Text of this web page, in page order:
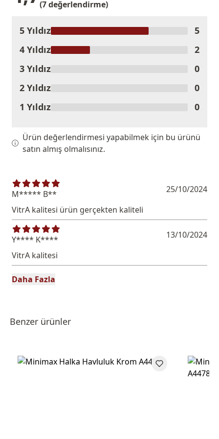
(7 değerlendirme)
Ürünü Değerlendir
5 Yıldız
5
4 Yıldız
2
3 Yıldız
0
2 Yıldız
0
1 Yıldız
0
Ürün değerlendirmesi yapabilmek için bu ürünü
satın almış olmalısınız.
M***** B**
25/10/2024
VitrA kalitesi ürün gerçekten kaliteli
Y**** K****
13/10/2024
VitrA kalitesi
Daha Fazla
Benzer ürünler